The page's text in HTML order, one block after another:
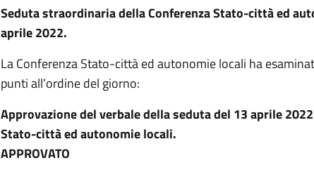
Seduta straordinaria dellaConferenza Stato-città ed
aprile 2022.
La Conferenza Stato-città ed autonomie locali ha
punti all’ordine del giorno:
Approvazione del verbale della seduta del 13 aprile
Stato-città ed autonomie locali.
APPROVATO